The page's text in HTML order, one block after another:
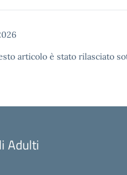
articolo è stato rilasciato
Adulti